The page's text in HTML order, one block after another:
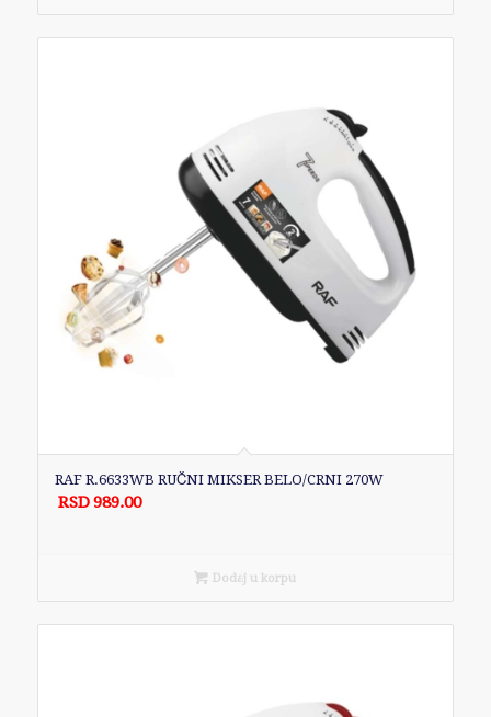
RAF R.6633WB RUČNI MIKSER BELO/CRNI 270W
RSD989.00
Dodaj u korpu